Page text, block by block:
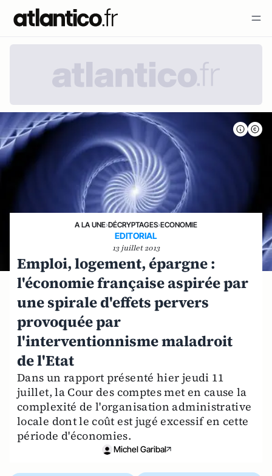
A LA UNE›DÉCRYPTAGES›ECONOMIE
EDITORIAL
13 juillet 2013
Emploi, logement, épargne :
l'économie française aspirée par
une spirale d'effets pervers
provoquée par
l'interventionnisme maladroit
de l'Etat
Dans un rapport présenté hier jeudi 11
juillet, la Cour des comptes met en cause la
complexité de l'organisation administrative
locale dont le coût est jugé excessif en cette
période d'économies.
Michel Garibal